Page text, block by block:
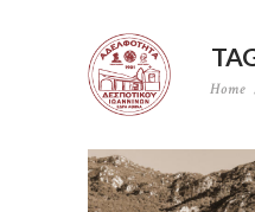
Home